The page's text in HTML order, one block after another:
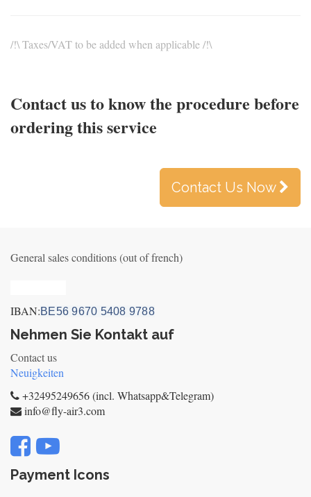
/!\ Taxes/VAT to be added when applicable /!\
Contact us to know the procedure before
ordering this service
Contact Us Now
General sales conditions (out of french)
IBAN:BE56 9670 5408 9788
Nehmen Sie Kontakt auf
Contact us
Neuigkeiten
+32495249656 (incl. Whatsapp&Telegram)
info@fly-air3.com
Payment Icons